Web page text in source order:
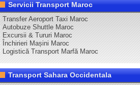
Servicii Transport Maroc
Transfer Aeroport Taxi Maroc
Autobuze Shuttle Maroc
Excursii & Tururi Maroc
Închirieri Mașini Maroc
Logistică Transport Marfă Maroc
Transport Sahara Occidentala